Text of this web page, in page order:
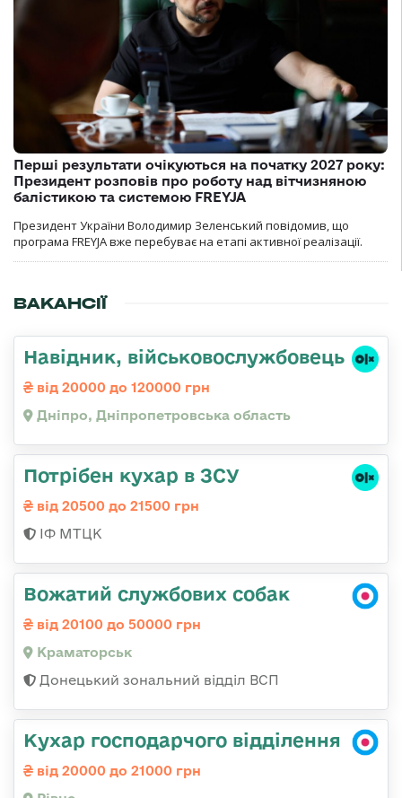
Перші результати очікуються на початку 2027 року:
Президент розповів про роботу над вітчизняною
балістикою та системою FREYJA
Президент України Володимир Зеленський повідомив, що
програма FREYJA вже перебуває на етапі активної реалізації.
ВАКАНСІЇ
Навідник, військовослужбовець
від 20000 до 120000 грн
Дніпро, Дніпропетровська область
Потрібен кухар в ЗСУ
від 20500 до 21500 грн
ІФ МТЦК
Вожатий службових собак
від 20100 до 50000 грн
Краматорськ
Донецький зональний відділ ВСП
Кухар господарчого відділення
від 20000 до 21000 грн